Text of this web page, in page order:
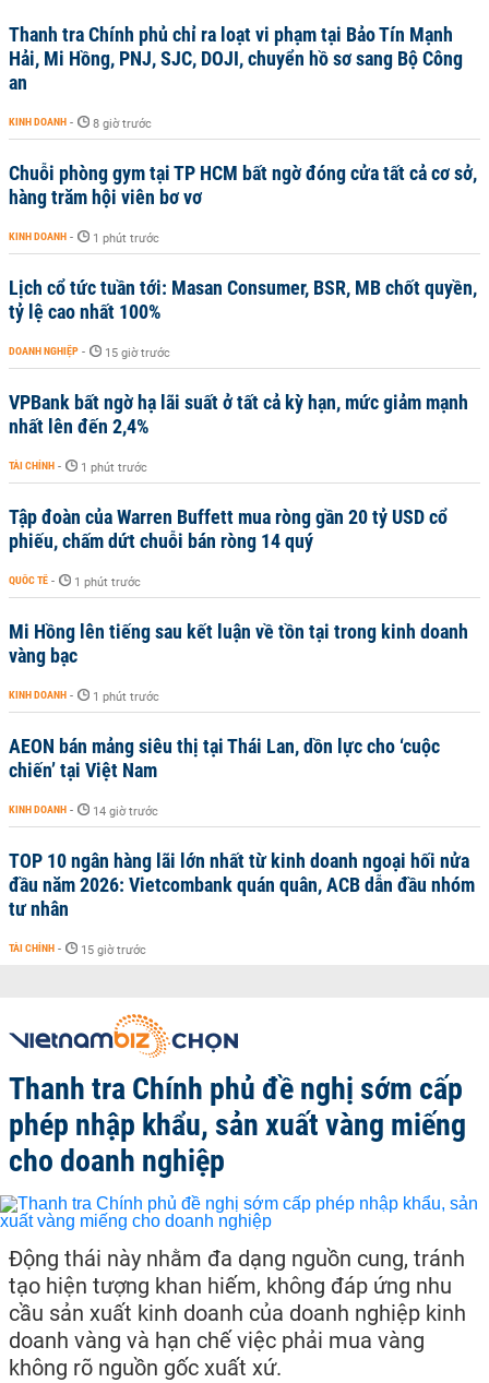
Thanh tra Chính phủ chỉ ra loạt vi phạm tại Bảo Tín Mạnh
Hải, Mi Hồng, PNJ, SJC, DOJI, chuyển hồ sơ sang Bộ Công
an
KINH DOANH - 8 giờ trước
Chuỗi phòng gym tại TP HCM bất ngờ đóng cửa tất cả cơ sở,
hàng trăm hội viên bơ vơ
KINH DOANH - 1 phút trước
Lịch cổ tức tuần tới: Masan Consumer, BSR, MB chốt quyền,
tỷ lệ cao nhất 100%
DOANH NGHIỆP - 15 giờ trước
VPBank bất ngờ hạ lãi suất ở tất cả kỳ hạn, mức giảm mạnh
nhất lên đến 2,4%
TÀI CHÍNH - 1 phút trước
Tập đoàn của Warren Buffett mua ròng gần 20 tỷ USD cổ
phiếu, chấm dứt chuỗi bán ròng 14 quý
QUỐC TẾ - 1 phút trước
Mi Hồng lên tiếng sau kết luận về tồn tại trong kinh doanh
vàng bạc
KINH DOANH - 1 phút trước
AEON bán mảng siêu thị tại Thái Lan, dồn lực cho ‘cuộc
chiến’ tại Việt Nam
KINH DOANH - 14 giờ trước
TOP 10 ngân hàng lãi lớn nhất từ kinh doanh ngoại hối nửa
đầu năm 2026: Vietcombank quán quân, ACB dẫn đầu nhóm
tư nhân
TÀI CHÍNH - 15 giờ trước
Thanh tra Chính phủ đề nghị sớm cấp
phép nhập khẩu, sản xuất vàng miếng
cho doanh nghiệp
Động thái này nhằm đa dạng nguồn cung, tránh
tạo hiện tượng khan hiếm, không đáp ứng nhu
cầu sản xuất kinh doanh của doanh nghiệp kinh
doanh vàng và hạn chế việc phải mua vàng
không rõ nguồn gốc xuất xứ.